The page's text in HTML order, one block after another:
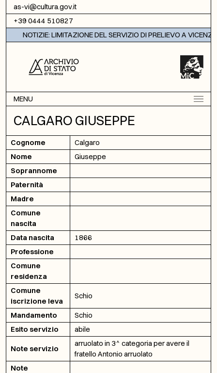
Vai al contenuto
as-vi@cultura.gov.it
+39 0444 510827
NOTIZIE: LIMITAZIONE DEL SERVIZIO DI PRELIEVO A VICENZA
MENU
CALGARO GIUSEPPE
Cognome
Calgaro
Nome
Giuseppe
Soprannome
Paternità
Madre
Comune
nascita
Data nascita
1866
Professione
Comune
residenza
Comune
iscrizione leva
Schio
Mandamento
Schio
Esito servizio
abile
Note servizio
arruolato in 3^ categoria per avere il
fratello Antonio arruolato
Note